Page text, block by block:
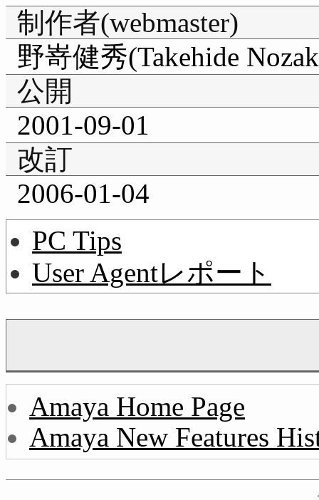
制作者(webmaster)
野嵜健秀(Takehide
公開
2001-09-01
改訂
2006-01-04
PC Tips
User Agentレポート
Amaya Home Page
Amaya New Features